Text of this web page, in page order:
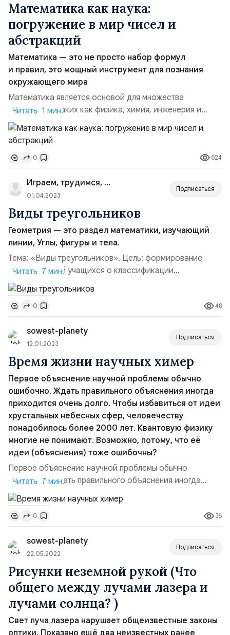
Математика как наука:
погружение в мир чисел и
абстракций
Математика — это не просто набор формул
и правил, это мощный инструмент для познания
окружающего мира
Математика является основой для множества
других наук, таких как физика, химия, инженерия и
даже экономика. Но что делает математику наукой?
Давайте рассмотрим её ключевые аспекты.Объект
изучения. В центре внимания математики —
абстрактные объекты, такие как числа, фигуры,
структуры и отношения между ними. Эти объекты не
существуют в физи...
Читать 1 мин.
0 624
Играем, трудимся, отдыхаем!
01.04.2023
Подписаться
Виды треугольников
Геометрия — это раздел математики, изучающий
линии, Углы, фигуры и тела.
Тема: «Виды треугольников». Цель: формирование
представлений учащихся о классификации
треугольников по длине их сторон путем включения в
игровую деятельность. Задачи: Дидактическая:
познакомить обучающихся видами треугольников по
длине их сторон, учить классифицировать
треугольники по выбранному признаку, формировать
умения определять вид треуголь...
Читать 7 мин.
0 48
sowest-planety
12.01.2023
Подписаться
Время жизни научных химер
Первое объяснение научной проблемы обычно
ошибочно. Ждать правильного объяснения иногда
приходится очень долго. Чтобы избавиться от идеи
хрустальных небесных сфер, человечеству
понадобилось более 2000 лет. Квантовую физику
многие не понимают. Возможно, потому, что её
идеи (объяснения) тоже ошибочны?
Первое объяснение научной проблемы обычно
ошибочно. Ждать правильного объяснения иногда
приходится очень долго. Чтобы избавиться от идеи
хрустальных небесных сфер, человечеству
понадобилось более 2000 лет. Квантовую физику
многие не понимают. Возможно, потому, что её идеи
(объяснения) тоже ошибочны?1. Математика как метод
иносказания или слово...
Читать 7 мин.
0 36
sowest-planety
22.05.2022
Подписаться
Рисунки неземной рукой (Что
общего между лучами лазера и
лучами солнца? )
Свет луча лазера нарушает общеизвестные законы
оптики. Показано ещё два неизвестных ранее